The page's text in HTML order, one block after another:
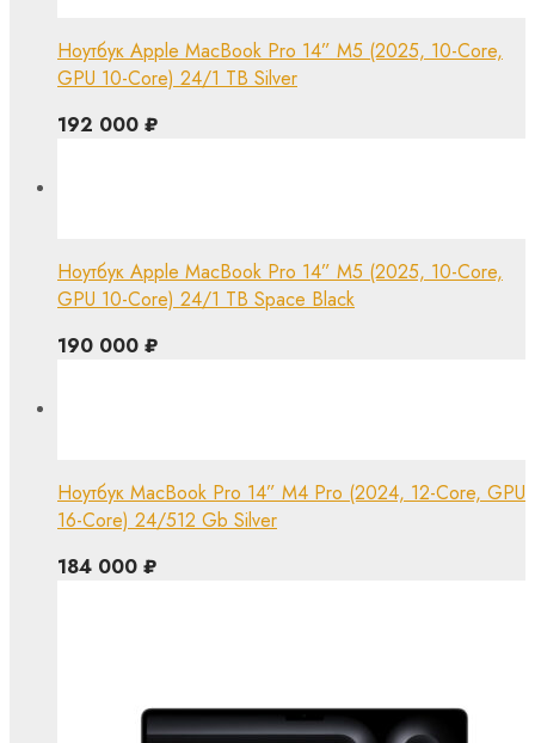
Ноутбук Apple MacBook Pro 14” M5 (2025, 10-Core,
GPU 10-Core) 24/1 TB Silver
192 000 ₽
Ноутбук Apple MacBook Pro 14” M5 (2025, 10-Core,
GPU 10-Core) 24/1 TB Space Black
190 000 ₽
Ноутбук MacBook Pro 14” M4 Pro (2024, 12-Core, GPU
16-Core) 24/512 Gb Silver
184 000 ₽